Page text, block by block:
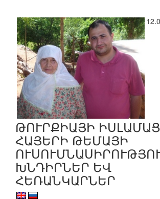
ԹՈՒՐՔԻԱՅԻ
ՀԱՅԵՐԻ ԹԵՄԱՅԻ
ԽՆԴԻՐՆԵՐ ԵՎ
ՀԵՌԱՆԿԱՐՆԵՐ